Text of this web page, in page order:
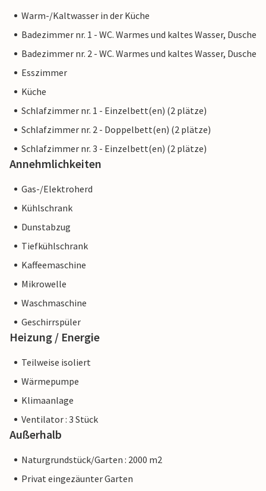
Warm-/Kaltwasser in der Küche
Badezimmer nr. 1 - WC. Warmes und kaltes Wasser, Dusche
Badezimmer nr. 2 - WC. Warmes und kaltes Wasser, Dusche
Esszimmer
Küche
Schlafzimmer nr. 1 - Einzelbett(en) (2 plätze)
Schlafzimmer nr. 2 - Doppelbett(en) (2 plätze)
Schlafzimmer nr. 3 - Einzelbett(en) (2 plätze)
Annehmlichkeiten
Gas-/Elektroherd
Kühlschrank
Dunstabzug
Tiefkühlschrank
Kaffeemaschine
Mikrowelle
Waschmaschine
Geschirrspüler
Heizung / Energie
Teilweise isoliert
Wärmepumpe
Klimaanlage
Ventilator : 3 Stück
Außerhalb
Naturgrundstück/Garten : 2000 m2
Privat eingezäunter Garten